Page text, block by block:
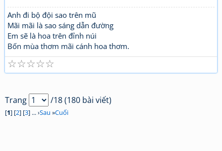
Anh đi bộ đội sao trên mũ
Mãi mãi là sao sáng dẫn đường
Em sẽ là hoa trên đỉnh núi
Bốn mùa thơm mãi cánh hoa thơm.
☆
☆
☆
☆
☆
Trang /18 (180 bài viết)
[1] [2] [3] ... ›Sau »Cuối